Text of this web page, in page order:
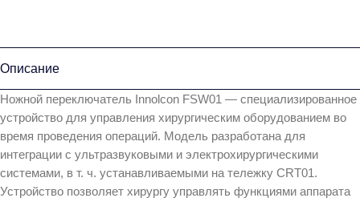
Описание
Ножной переключатель Innolcon FSW01 — специализированное
устройство для управления хирургическим оборудованием во
время проведения операций. Модель разработана для
интеграции с ультразвуковыми и электрохирургическими
системами, в т. ч. устанавливаемыми на тележку CRT01.
Устройство позволяет хирургу управлять функциями аппарата